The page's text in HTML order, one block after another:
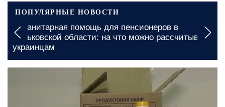
ПОПУЛЯРНЫЕ НОВОСТИ
Повышение тарифов на коммунальные услуги в
Полтавской области: новая стоимость стала
реальностью